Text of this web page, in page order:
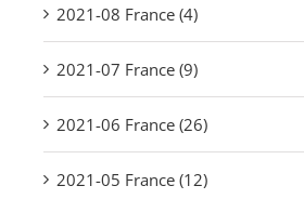
2021-08 France (4)
2021-07 France (9)
2021-06 France (26)
2021-05 France (12)